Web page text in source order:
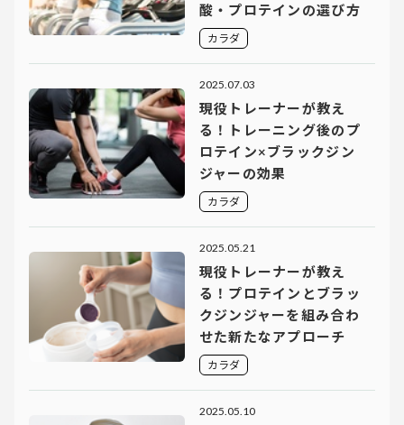
酸・プロテインの選び方
カラダ
2025.07.03
現役トレーナーが教え
る！トレーニング後のプ
ロテイン×ブラックジン
ジャーの効果
カラダ
2025.05.21
現役トレーナーが教え
る！プロテインとブラッ
クジンジャーを組み合わ
せた新たなアプローチ
カラダ
2025.05.10